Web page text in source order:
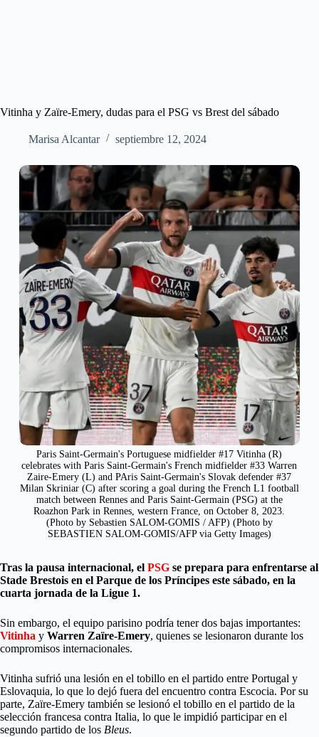
Vitinha y Zaïre-Emery, dudas para el PSG vs Brest del sábado
Marisa Alcantar septiembre 12, 2024
Paris Saint-Germain's Portuguese midfielder #17 Vitinha (R)
celebrates with Paris Saint-Germain's French midfielder #33 Warren
Zaire-Emery (L) and PAris Saint-Germain's Slovak defender #37
Milan Skriniar (C) after scoring a goal during the French L1 football
match between Rennes and Paris Saint-Germain (PSG) at the
Roazhon Park in Rennes, western France, on October 8, 2023.
(Photo by Sebastien SALOM-GOMIS / AFP) (Photo by
SEBASTIEN SALOM-GOMIS/AFP via Getty Images)
Tras la pausa internacional, el PSG se prepara para enfrentarse al
Stade Brestois en el Parque de los Príncipes este sábado, en la
cuarta jornada de la Ligue 1.
Sin embargo, el equipo parisino podría tener dos bajas importantes:
Vitinha y Warren Zaïre-Emery, quienes se lesionaron durante los
compromisos internacionales.
Vitinha sufrió una lesión en el tobillo en el partido entre Portugal y
Eslovaquia, lo que lo dejó fuera del encuentro contra Escocia. Por su
parte, Zaïre-Emery también se lesionó el tobillo en el partido de la
selección francesa contra Italia, lo que le impidió participar en el
segundo partido de los Bleus.